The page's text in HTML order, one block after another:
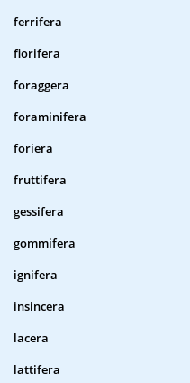
ferrifera
fiorifera
foraggera
foraminifera
foriera
fruttifera
gessifera
gommifera
ignifera
insincera
lacera
lattifera